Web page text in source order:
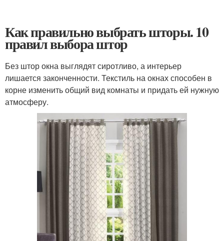
Как правильно выбрать шторы. 10
правил выбора штор
Без штор окна выглядят сиротливо, а интерьер
лишается законченности. Текстиль на окнах способен в
корне изменить общий вид комнаты и придать ей нужную
атмосферу.